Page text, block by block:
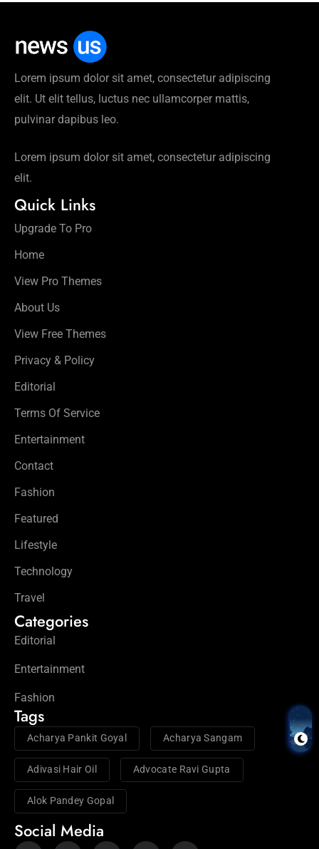
Lorem ipsum dolor sit amet, consectetur adipiscing
elit. Ut elit tellus, luctus nec ullamcorper mattis,
pulvinar dapibus leo.
Lorem ipsum dolor sit amet, consectetur adipiscing
elit.
Quick Links
Upgrade To Pro
Home
View Pro Themes
About Us
View Free Themes
Privacy & Policy
Editorial
Terms Of Service
Entertainment
Contact
Fashion
Featured
Lifestyle
Technology
Travel
Categories
Editorial
Entertainment
Fashion
Tags
Acharya Pankit Goyal Acharya Sangam
Adivasi Hair Oil Advocate Ravi Gupta
Alok Pandey Gopal
Social Media